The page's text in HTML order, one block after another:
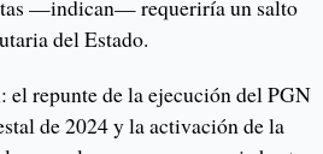
—indican— requeriría un salto
del Estado.
el repunte de la ejecución del PGN
de 2024 y la activación de la